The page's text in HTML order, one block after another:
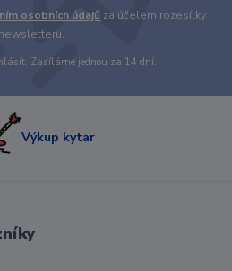
osobních údajů za účelem rozesílky
newsletteru.
Zasíláme jednou za 14 dní.
Výkup kytar